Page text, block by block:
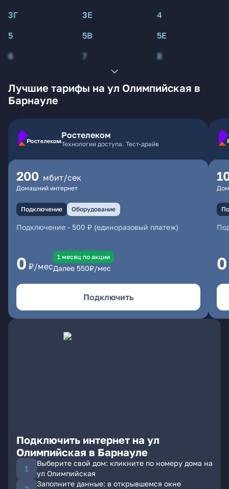
3Г
3Е
4
5
5В
5Е
6
7 8
Лучшие тарифы на ул Олимпийская в
Барнауле
Ростелеком
Технологии доступа. Тест-драйв
200 мбит/сек
Домашний интернет
Подключение Оборудование
Подключение - 500 ₽ (единоразовый платеж)
0 ₽/мес
1 месяц по акции
Далее 550₽/мес
Подключить
0
Подключить интернет на ул
Олимпийская в Барнауле
Выберите свой дом: кликните по номеру дома на
ул Олимпийская
Заполните данные: в открывшемся окне